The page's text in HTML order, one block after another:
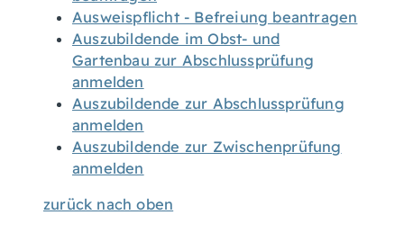
Ausweispflicht - Befreiung beantragen
Auszubildende im Obst- und
Gartenbau zur Abschlussprüfung
anmelden
Auszubildende zur Abschlussprüfung
anmelden
Auszubildende zur Zwischenprüfung
anmelden
zurück nach oben